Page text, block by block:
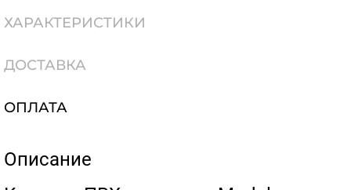
ХАРАКТЕРИСТИКИ
ДОСТАВКА
ОПЛАТА
Описание